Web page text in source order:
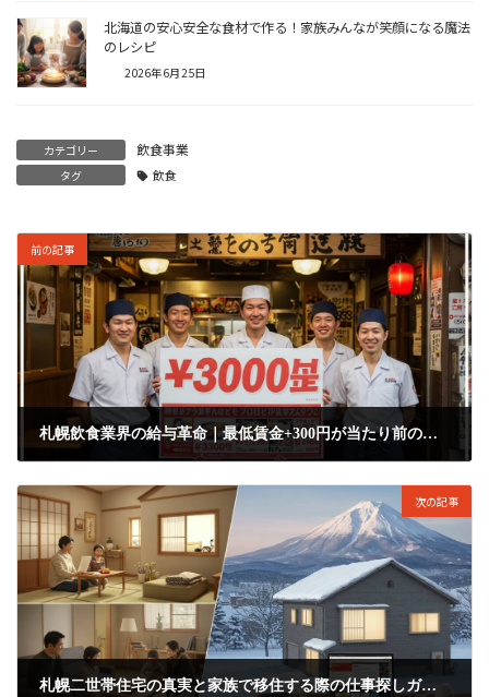
北海道の安心安全な食材で作る！家族みんなが笑顔になる魔法
のレシピ
2026年6月25日
カテゴリー 飲食事業
タグ 飲食
前の記事
札幌飲食業界の給与革命｜最低賃金+300円が当たり前の時代に
次の記事
札幌二世帯住宅の真実と家族で移住する際の仕事探しガイド